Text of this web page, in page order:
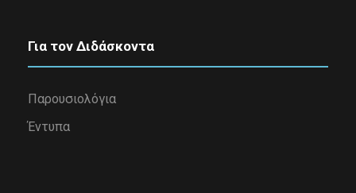
Για τον Διδάσκοντα
Παρουσιολόγια
Έντυπα